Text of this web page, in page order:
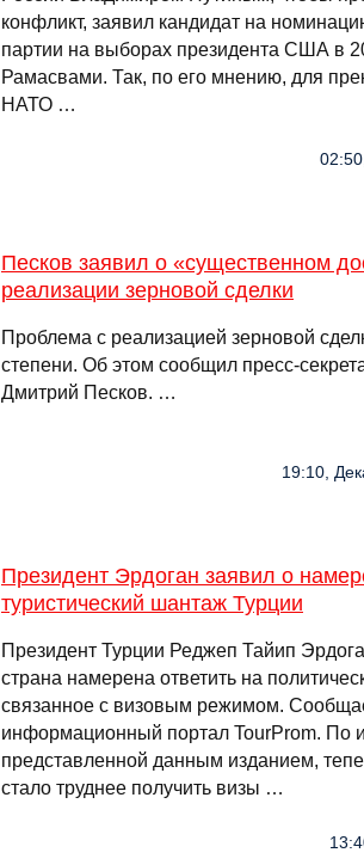
конфликт, заявил кандидат на
партии на выборах президента США в
Рамасвами. Так, по его мнению, для
НАТО …
Песков заявил о «существенном
реализации зерновой сделки
Проблема с реализацией зерновой
степени. Об этом сообщил пресс-
Дмитрий Песков. …
19:10,
Президент Эрдоган заявил о
туристический шантаж Турции
Президент Турции Реджеп Тайип
страна намерена ответить на
связанное с визовым режимом.
информационный портал TourProm. По
представленной данным изданием,
стало труднее получить визы …